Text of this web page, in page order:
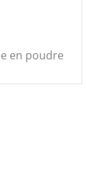
en poudre